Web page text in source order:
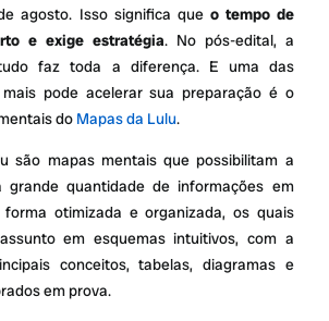
agosto. Isso significa que o tempo de
e exige estratégia. No pós-edital, a
faz toda a diferença. E uma das
pode acelerar sua preparação é o
do Mapas da Lulu.
são mapas mentais que possibilitam a
grande quantidade de informações em
otimizada e organizada, os quais
em esquemas intuitivos, com a
conceitos, tabelas, diagramas e
em prova.